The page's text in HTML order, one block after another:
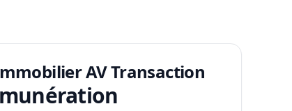
AV Transaction